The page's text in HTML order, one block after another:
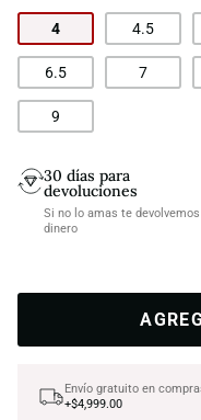
4 4.5
6.5 7
9
30 días para
devoluciones
Si no lo amas te
dinero
Envío gratuito en
+$4,999.00